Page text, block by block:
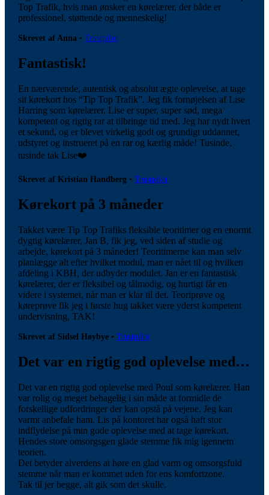
Top Trafik, hvis man ønsker en kørelærer, der både er
professionel, støttende og menneskelig!
Skrevet af Anna • Trustpilot
Fantastisk!
En nærværende, autentisk og absolut ægte oplevelse, at tage
sit kørekort hos “Tip Top Trafik”. Jeg fik fornøjelsen af Lise
Harring som kørelærer. Lise er super, super sød, mega
kompetent og rigtig rar at tilbringe tid med. Jeg har nydt hvert
et sekund, og er blevet virkelig godt og grundigt uddannet,
udstyret og instrueret på en rar og kærlig måde! Tusinde,
tusinde tak Lise❤️
Skrevet af Kristian Handberg • Trustpilot
Kørekort på 3 måneder
Takket være Tip Top Trafiks fleksible teoritimer og en enormt
dygtig kørelærer, Jan B, fik jeg, ved siden af studie og
arbejde, kørekort på 3 måneder! Teoritimerne kan man selv
planlægge alt efter hvilket modul, man er nået til og hvilken
afdeling i KBH, der udbyder modulet. Jan er en fantastisk
kørelærer, der er fleksibel og tålmodig, og hurtigt får en
videre i systemet, når man er klar til det. Teoriprøve og
køreprøve fik jeg i første hug takket være yderst kompetent
undervisning, TAK!
Skrevet af Sidsel Høybye • Trustpilot
Det var en rigtig god oplevelse med…
Det var en rigtig god oplevelse med Poul som kørelærer. Han
var rolig og meget behagelig i sin måde at formidle de
forskellige udfordringer der kan opstå på vejene. Jeg kan
varmt anbefale ham. Lis på kontoret har også haft stor
indflydelse på min gode oplevelse med at tage kørekort.
Hendes store omsorgsgen glade stemme fik mig igennem
teorien.
Det betyder alverdens at høre en glad varm og omsorgsfuld
stemme når man er kommet uden for ens komfortzone.
Tak til jer begge, alt gik som det skulle.